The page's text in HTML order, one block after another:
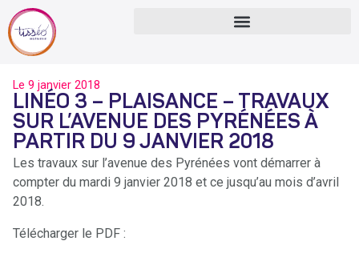
Le 9 janvier 2018
LINÉO 3 – PLAISANCE – TRAVAUX
SUR L’AVENUE DES PYRÉNÉES À
PARTIR DU 9 JANVIER 2018
Les travaux sur l’avenue des Pyrénées vont démarrer à
compter du mardi 9 janvier 2018 et ce jusqu’au mois d’avril
2018.
Télécharger le PDF :